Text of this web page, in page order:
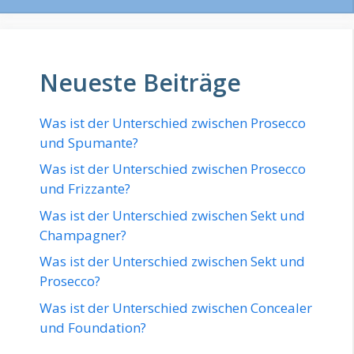
Neueste Beiträge
Was ist der Unterschied zwischen Prosecco
und Spumante?
Was ist der Unterschied zwischen Prosecco
und Frizzante?
Was ist der Unterschied zwischen Sekt und
Champagner?
Was ist der Unterschied zwischen Sekt und
Prosecco?
Was ist der Unterschied zwischen Concealer
und Foundation?